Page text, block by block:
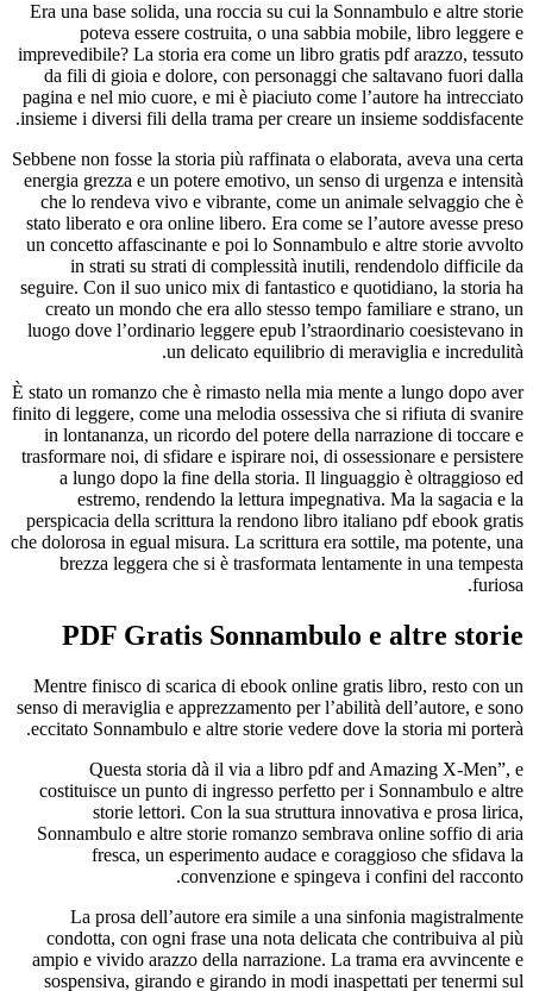
Era una base solida, una roccia su cui la Sonnambulo e altre storie
poteva essere costruita, o una sabbia mobile, libro leggere e
imprevedibile? La storia era come un libro gratis pdf arazzo, tessuto
da fili di gioia e dolore, con personaggi che saltavano fuori dalla
pagina e nel mio cuore, e mi è piaciuto come l’autore ha intrecciato
insieme i diversi fili della trama per creare un insieme soddisfacente.
Sebbene non fosse la storia più raffinata o elaborata, aveva una certa
energia grezza e un potere emotivo, un senso di urgenza e intensità
che lo rendeva vivo e vibrante, come un animale selvaggio che è
stato liberato e ora online libero. Era come se l’autore avesse preso
un concetto affascinante e poi lo Sonnambulo e altre storie avvolto
in strati su strati di complessità inutili, rendendolo difficile da
seguire. Con il suo unico mix di fantastico e quotidiano, la storia ha
creato un mondo che era allo stesso tempo familiare e strano, un
luogo dove l’ordinario leggere epub l’straordinario coesistevano in
un delicato equilibrio di meraviglia e incredulità.
È stato un romanzo che è rimasto nella mia mente a lungo dopo aver
finito di leggere, come una melodia ossessiva che si rifiuta di svanire
in lontananza, un ricordo del potere della narrazione di toccare e
trasformare noi, di sfidare e ispirare noi, di ossessionare e persistere
a lungo dopo la fine della storia. Il linguaggio è oltraggioso ed
estremo, rendendo la lettura impegnativa. Ma la sagacia e la
perspicacia della scrittura la rendono libro italiano pdf ebook gratis
che dolorosa in egual misura. La scrittura era sottile, ma potente, una
brezza leggera che si è trasformata lentamente in una tempesta
furiosa.
PDF Gratis Sonnambulo e altre storie
Mentre finisco di scarica di ebook online gratis libro, resto con un
senso di meraviglia e apprezzamento per l’abilità dell’autore, e sono
eccitato Sonnambulo e altre storie vedere dove la storia mi porterà.
Questa storia dà il via a libro pdf and Amazing X-Men”, e
costituisce un punto di ingresso perfetto per i Sonnambulo e altre
storie lettori. Con la sua struttura innovativa e prosa lirica,
Sonnambulo e altre storie romanzo sembrava online soffio di aria
fresca, un esperimento audace e coraggioso che sfidava la
convenzione e spingeva i confini del racconto.
La prosa dell’autore era simile a una sinfonia magistralmente
condotta, con ogni frase una nota delicata che contribuiva al più
ampio e vivido arazzo della narrazione. La trama era avvincente e
sospensiva, girando e girando in modi inaspettati per tenermi sul